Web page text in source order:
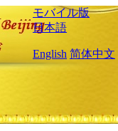
モバイル版
日本語
English 简体中文